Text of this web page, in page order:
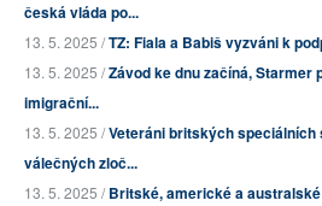
česká vláda po...
13. 5. 2025 /TZ: Fiala a Babiš vyzváni k
13. 5. 2025 /Závod ke dnu začíná,
imigrační...
13. 5. 2025 /Veteráni britských speciálních
válečných zloč...
13. 5. 2025 /Britské, americké a